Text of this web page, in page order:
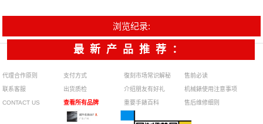
浏览纪录:
最新产品推荐：
代理合作原则
联系客服
CONTACT US
支付方式
出货质检
查看所有品牌
復刻市场常识解秘
介绍朋友有好礼
重要手錶百科
售前必读
机械錶使用注意事项
售后维修细则